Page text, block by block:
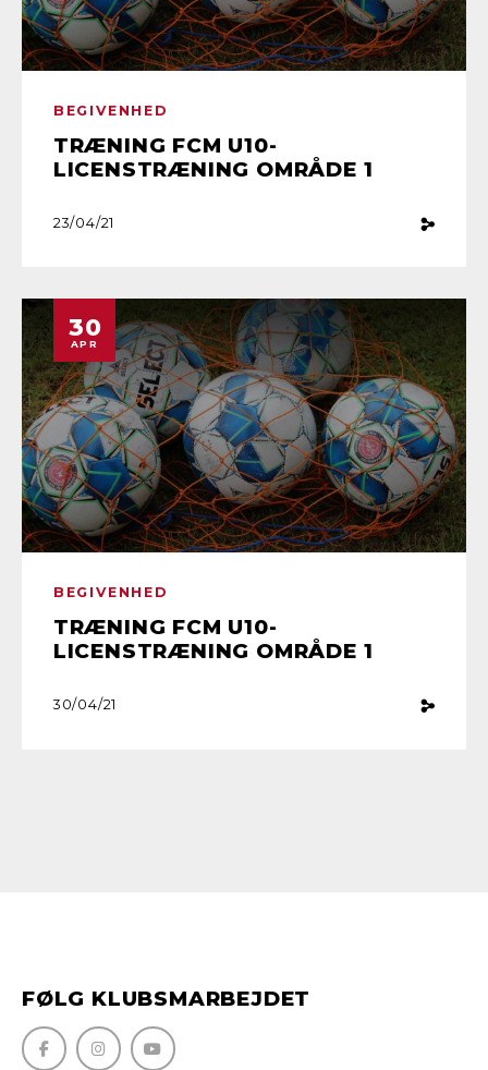
BEGIVENHED
TRÆNING FCM U10-
LICENSTRÆNING OMRÅDE 1
23/04/21
30
APR
BEGIVENHED
TRÆNING FCM U10-
LICENSTRÆNING OMRÅDE 1
30/04/21
FØLG KLUBSMARBEJDET